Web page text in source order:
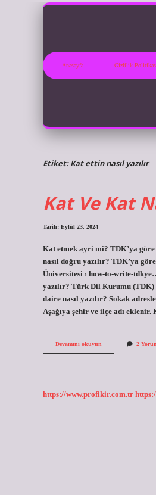
Anasayfa Gizlilik
Etiket:Kat ettin nasıl yazılır
Kat Ve Kat
Tarih: Eylül 23, 2024
Kat etmek ayri mi? TDK’ya
nasıl doğru yazılır? TDK’ya
Üniversitesi › how-to-write-
yazılır? Türk Dil Kurumu (TDK)
daire nasıl yazılır? Sokak
Aşağıya şehir ve ilçe adı
Devamını okuyun
Ve
2
https://www.profikir.com.tr